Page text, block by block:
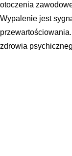
otoczenia
Wypalenie jest
zdrowia